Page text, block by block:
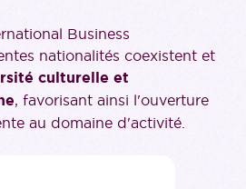
Business
nationalités coexistent et
culturelle et
, favorisant ainsi l'ouverture
au domaine d'activité.